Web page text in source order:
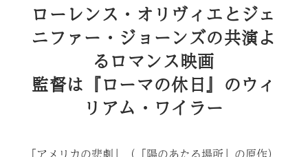
ローレンス・オリヴィエとジェ
ニファー・ジョーンズの共演よ
るロマンス映画
監督は『ローマの休日』のウィ
リアム・ワイラー